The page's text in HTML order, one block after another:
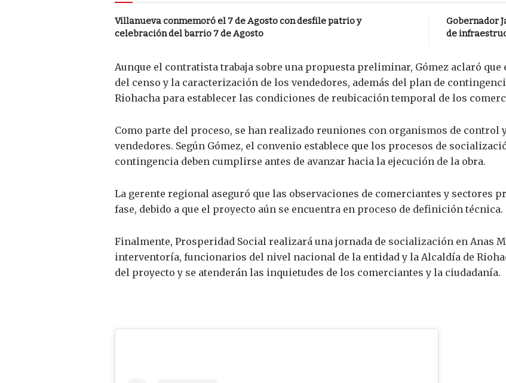
Villanueva conmemoró el 7 de Agosto con desfile patrio y
celebración del barrio 7 de Agosto
Gobernador
de
Aunque el contratista trabaja sobre una propuesta preliminar, Gómez aclaró
del censo y la caracterización de los vendedores, además del plan de
Riohacha para establecer las condiciones de reubicación temporal de los
Como parte del proceso, se han realizado reuniones con organismos de control
vendedores. Según Gómez, el convenio establece que los procesos de
contingencia deben cumplirse antes de avanzar hacia la ejecución de la obra.
La gerente regional aseguró que las observaciones de comerciantes y sectores
fase, debido a que el proyecto aún se encuentra en proceso de definición técnica.
Finalmente, Prosperidad Social realizará una jornada de socialización en Anas
interventoría, funcionarios del nivel nacional de la entidad y la Alcaldía de
del proyecto y se atenderán las inquietudes de los comerciantes y la ciudadanía.